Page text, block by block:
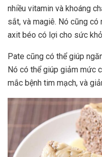
nhiều vitamin và khoáng
sắt, và magiê. Nó cũng
axit béo có lợi cho sức
Pate cũng có thể giúp
Nó có thể giúp giảm mức
mắc bệnh tim mạch, và